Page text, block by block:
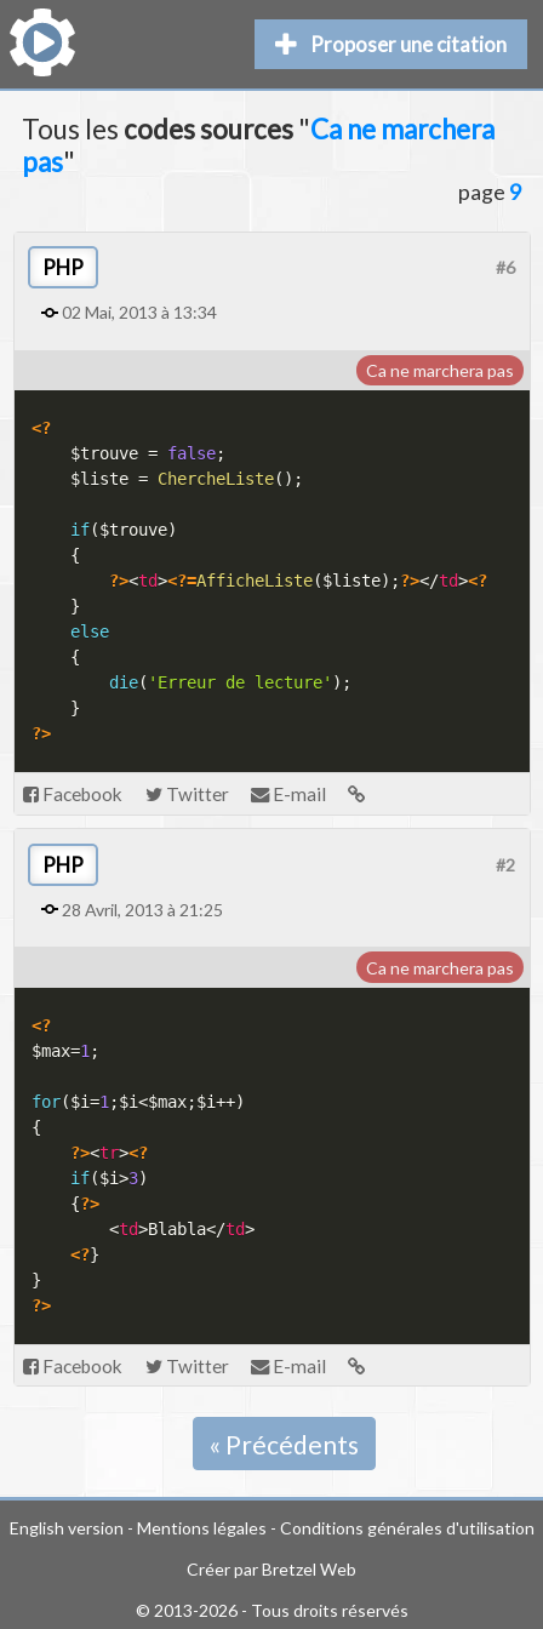
Proposer une citation
Tous les codes sources"Ca ne marchera
pas"
page 9
PHP
02 Mai, 2013 à 13:34
#6
Ca ne marchera pas
<?
$trouve = false;
$liste = ChercheListe( ) ;
if($trouve)
{
?><td><?=AfficheListe($liste) ;?></td><?
}
else
{
die( 'Erreur de lecture' ) ;
}
?>
Facebook Twitter E-mail
PHP
28 Avril, 2013 à 21:25
#2
Ca ne marchera pas
<?
$max=1 ;
for($i=1 ;$i<$max;$i++)
{
?><tr><?
if($i>3)
{?>
<td>Blabla</td>
<?}
}
?>
Facebook Twitter E-mail
« Précédents
English version - Mentions légales - Conditions générales d'utilisation
Créer parBretzel Web
© 2013-2026 - Tous droits réservés